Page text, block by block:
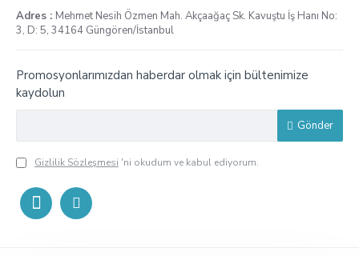
Adres : Mehmet Nesih Özmen Mah. Akçaağaç Sk. Kavuştu İş Hanı No:
3, D: 5, 34164 Güngören/İstanbul
Promosyonlarımızdan haberdar olmak için bültenimize
kaydolun
Gönder
Gizlilik Sözleşmesi 'ni okudum ve kabul ediyorum.